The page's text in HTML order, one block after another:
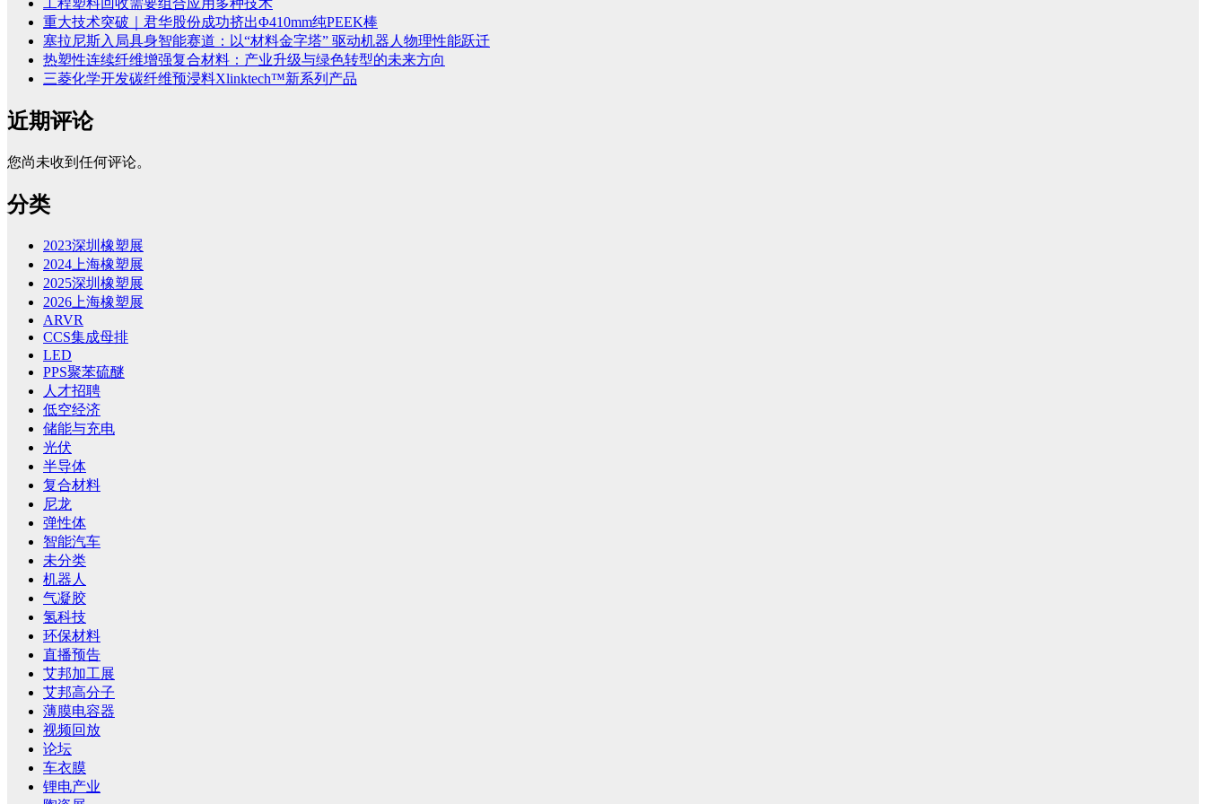
工程塑料回收需要组合应用多种技术
重大技术突破｜君华股份成功挤出Φ410mm纯PEEK棒
塞拉尼斯入局具身智能赛道：以“材料金字塔” 驱动机器人物理性能跃迁
热塑性连续纤维增强复合材料：产业升级与绿色转型的未来方向
三菱化学开发碳纤维预浸料Xlinktech™新系列产品
近期评论
您尚未收到任何评论。
分类
2023深圳橡塑展
2024上海橡塑展
2025深圳橡塑展
2026上海橡塑展
ARVR
CCS集成母排
LED
PPS聚苯硫醚
人才招聘
低空经济
储能与充电
光伏
半导体
复合材料
尼龙
弹性体
智能汽车
未分类
机器人
气凝胶
氢科技
环保材料
直播预告
艾邦加工展
艾邦高分子
薄膜电容器
视频回放
论坛
车衣膜
锂电产业